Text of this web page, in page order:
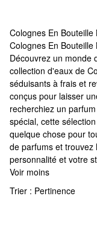
Colognes En Bouteille
Colognes En Bouteille
Colognes En Bouteille
Découvrez un monde
collection d'eaux de
séduisants à frais et
conçus pour laisser
recherchiez un
spécial, cette
quelque chose pour
de parfums et
personnalité et votre
Voir moins
Trier : Pertinence